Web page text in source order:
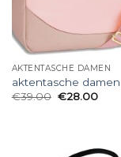
AKTENTASCHE DAMEN
aktentasche damen
€39.00 €28.00